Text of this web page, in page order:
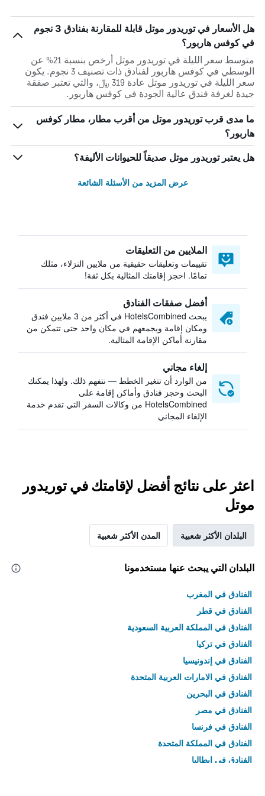
هل الأسعار في توريدور موتل قابلة للمقارنة بفنادق 3 نجوم
في كوفس هاربور؟
متوسط سعر الليلة في توريدور موتل أرخص بنسبة 21% عن
الوسطي في كوفس هاربور لفنادق ذات تصنيف 3 نجوم. يكون
سعر الليلة في توريدور موتل عادة 319 ﷼، والتي تعتبر صفقة
جيدة لغرفة فندق عالية الجودة في كوفس هاربور.
ما مدى قرب توريدور موتل من أقرب مطار، مطار كوفس
هاربور؟
هل يعتبر توريدور موتل صديقاً للحيوانات الأليفة؟
عرض المزيد من الأسئلة الشائعة
الملايين من التعليقات
تقييمات وتعليقات حقيقية من ملايين النزلاء، مثلك
تمامًا. احجز إقامتك المثالية بكل ثقة!
أفضل صفقات الفنادق
يبحث HotelsCombined في أكثر من 3 ملايين فندق
ومكان إقامة ويجمعهم في مكان واحد حتى تتمكن من
مقارنة أماكن الإقامة المثالية.
إلغاء مجاني
من الوارد أن تتغير الخطط — نتفهم ذلك. ولهذا يمكنك
البحث وحجز فنادق وأماكن إقامة على
HotelsCombined من وكالات السفر التي تقدم خدمة
الإلغاء المجاني
اعثر على نتائج أفضل لإقامتك في توريدور
موتل
البلدان الأكثر شعبية المدن الأكثر شعبية
البلدان التي يبحث عنها مستخدمونا
الفنادق في المغرب
الفنادق في قطر
الفنادق في المملكة العربية السعودية
الفنادق في تركيا
الفنادق في إندونيسيا
الفنادق في الامارات العربية المتحدة
الفنادق في البحرين
الفنادق في مصر
الفنادق في فرنسا
الفنادق في المملكة المتحدة
الفنادق في إيطاليا